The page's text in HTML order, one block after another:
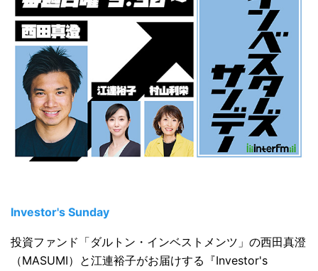
Investor's Sunday
投資ファンド「ダルトン・インベストメンツ」の西田真澄
（MASUMI）と江連裕子がお届けする『Investor's